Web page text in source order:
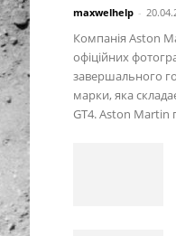
maxwelhelp -
Компанія Aston
офіційних
завершального
марки, яка
GT4. Aston Martin